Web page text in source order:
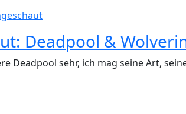
Deadpool &
Deadpool sehr, ich mag seine Art,